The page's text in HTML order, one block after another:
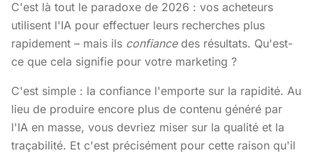
C'est là tout le paradoxe de 2026 : vos acheteurs
utilisent l'IA pour effectuer leurs recherches plus
rapidement – mais ils confiancedes résultats. Qu'est-
ce que cela signifie pour votre marketing ?
C'est simple : la confiance l'emporte sur la rapidité. Au
lieu de produire encore plus de contenu généré par
l'IA en masse, vous devriez miser sur la qualité et la
traçabilité. Et c'est précisément pour cette raison qu'il